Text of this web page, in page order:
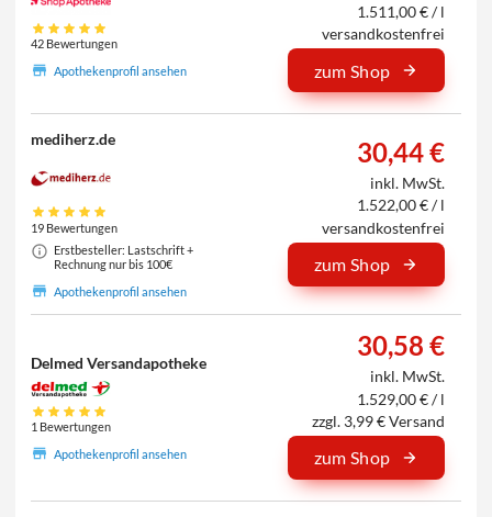
42 Bewertungen
Apothekenprofil ansehen
1.511,00 € / l
versandkostenfrei
zum Shop
mediherz.de
19 Bewertungen
Erstbesteller: Lastschrift +
Rechnung nur bis 100€
Apothekenprofil ansehen
30,44 €
inkl. MwSt.
1.522,00 € / l
versandkostenfrei
zum Shop
Delmed Versandapotheke
1 Bewertungen
Apothekenprofil ansehen
30,58 €
inkl. MwSt.
1.529,00 € / l
zzgl. 3,99 € Versand
zum Shop